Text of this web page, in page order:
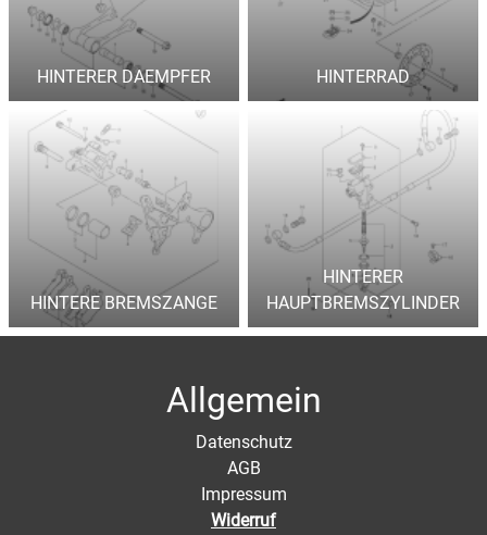
HINTERER DAEMPFER HINTERRAD
HINTERE BREMSZANGE
HINTERER
HAUPTBREMSZYLINDER
Allgemein
Datenschutz
AGB
Impressum
Widerruf